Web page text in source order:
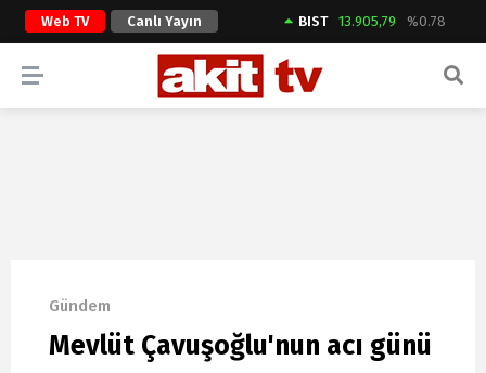
Web TV Canlı Yayın BIST 13.905,79 %0.78
ARAMA YAP
Gündem
Mevlüt Çavuşoğlu'nun acı günü